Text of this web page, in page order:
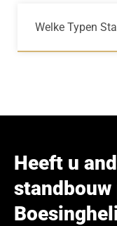
Welke Typen
Heeft u